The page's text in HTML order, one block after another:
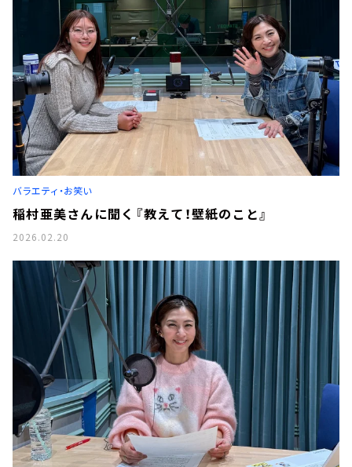
バラエティ・お笑い
稲村亜美さんに聞く『教えて！壁紙のこと』
2026.02.20